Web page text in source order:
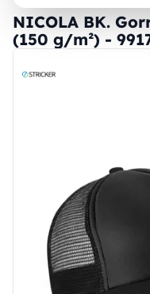
NICOLA BK.
(150 g/m²) -